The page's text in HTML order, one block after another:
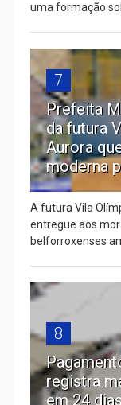
uma formação
7
Prefeita
da futura
Aurora
moderna
A futura Vila
entregue aos
belforroxenses
8
registra
em 24